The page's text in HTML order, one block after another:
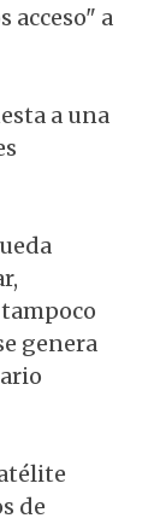
acceso" a
a una
genera
de